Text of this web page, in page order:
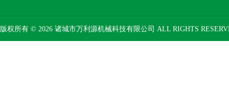
版权所有 © 2026 诸城市万利源机械科技有限公司 ALL RIGHTS